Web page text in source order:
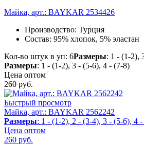
Майка, арт.: BAYKAR 2534426
Производство: Турция
Состав: 95% хлопок, 5% эластан
Кол-во штук в уп: 6Размеры: 1 - (1-2),
Размеры: 1 - (1-2), 3 - (5-6), 4 - (7-8)
Цена оптом
260 руб.
Быстрый просмотр
Майка, арт.: BAYKAR 2562242
Размеры: 1 - (1-2), 2 - (3-4), 3 - (5-6), 4
Цена оптом
260 руб.